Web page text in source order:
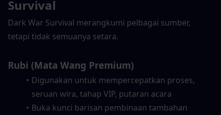
Survival
Dark War Survival merangkumi pelbagai sumber,
tetapi tidak semuanya setara.
Rubi (Mata Wang Premium)
Digunakan untuk mempercepatkan proses,
seruan wira, tahap VIP, putaran acara
Buka kunci barisan pembinaan tambahan